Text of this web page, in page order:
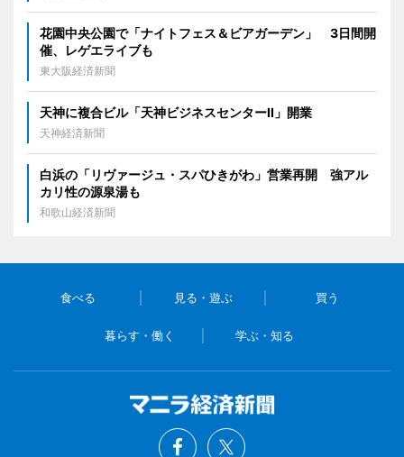
花園中央公園で「ナイトフェス＆ビアガーデン」 3日間開
催、レゲエライブも
東大阪経済新聞
天神に複合ビル「天神ビジネスセンターII」開業
天神経済新聞
白浜の「リヴァージュ・スパひきがわ」営業再開 強アル
カリ性の源泉湯も
和歌山経済新聞
食べる 見る・遊ぶ 買う
暮らす・働く 学ぶ・知る